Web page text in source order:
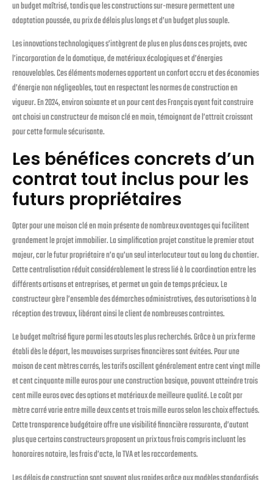
un budget maîtrisé, tandis que les constructions sur-mesure permettent une
adaptation poussée, au prix de délais plus longs et d’un budget plus souple.
Les innovations technologiques s’intègrent de plus en plus dans ces projets, avec
l’incorporation de la domotique, de matériaux écologiques et d’énergies
renouvelables. Ces éléments modernes apportent un confort accru et des économies
d’énergie non négligeables, tout en respectant les normes de construction en
vigueur. En 2024, environ soixante et un pour cent des Français ayant fait construire
ont choisi un constructeur de maison clé en main, témoignant de l’attrait croissant
pour cette formule sécurisante.
Les bénéfices concrets d’un
contrat tout inclus pour les
futurs propriétaires
Opter pour une maison clé en main présente de nombreux avantages qui facilitent
grandement le projet immobilier. La simplification projet constitue le premier atout
majeur, car le futur propriétaire n’a qu’un seul interlocuteur tout au long du chantier.
Cette centralisation réduit considérablement le stress lié à la coordination entre les
différents artisans et entreprises, et permet un gain de temps précieux. Le
constructeur gère l’ensemble des démarches administratives, des autorisations à la
réception des travaux, libérant ainsi le client de nombreuses contraintes.
Le budget maîtrisé figure parmi les atouts les plus recherchés. Grâce à un prix ferme
établi dès le départ, les mauvaises surprises financières sont évitées. Pour une
maison de cent mètres carrés, les tarifs oscillent généralement entre cent vingt mille
et cent cinquante mille euros pour une construction basique, pouvant atteindre trois
cent mille euros avec des options et matériaux de meilleure qualité. Le coût par
mètre carré varie entre mille deux cents et trois mille euros selon les choix effectués.
Cette transparence budgétaire offre une visibilité financière rassurante, d’autant
plus que certains constructeurs proposent un prix tous frais compris incluant les
honoraires notaire, les frais d’acte, la TVA et les raccordements.